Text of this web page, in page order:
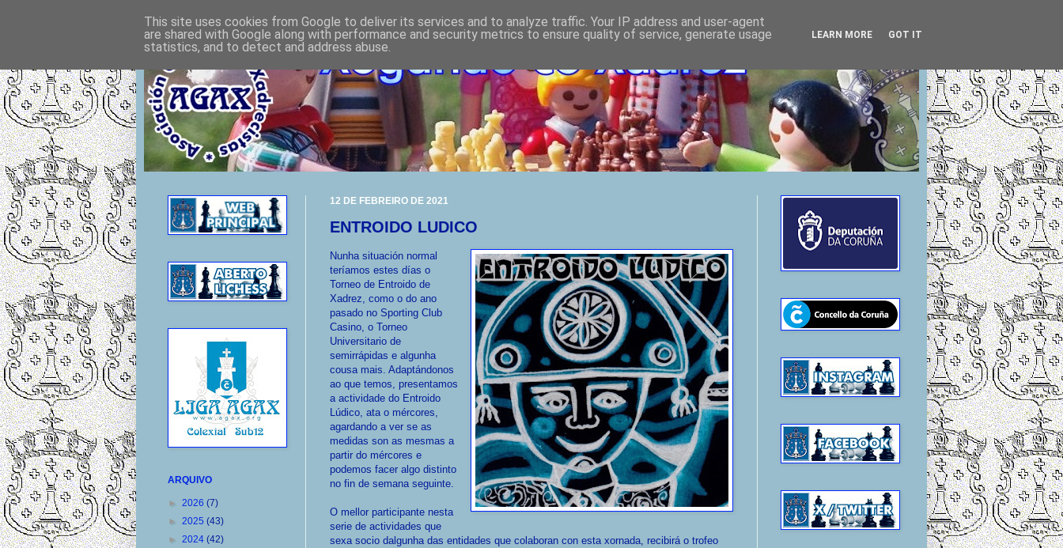
12 DE FEBREIRO DE 2021
ENTROIDO LUDICO
Nunha situación normal
teríamos estes días o
Torneo de Entroido de
Xadrez, como o do ano
pasado no Sporting Club
Casino, o Torneo
Universitario de
semirrápidas e algunha
cousa mais. Adaptándonos
ao que temos, presentamos
a actividade do Entroido
Lúdico, ata o mércores,
agardando a ver se as
medidas son as mesmas a
partir do mércores e
podemos facer algo distinto
no fin de semana seguinte.
O mellor participante nesta
serie de actividades que
sexa socio dalgunha das entidades que colaboran con esta xornada, recibirá o trofeo
ARQUIVO
► 2026 (7)
► 2025 (43)
► 2024 (42)
This site uses cookies from Google to deliver its services and to analyze traffic. Your IP address and user-agent
are shared with Google along with performance and security metrics to ensure quality of service, generate usage
statistics, and to detect and address abuse.
LEARN MORE GOT IT